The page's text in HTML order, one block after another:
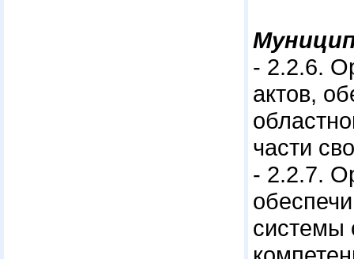
- 2.2.6.
актов,
части
- 2.2.7.
системы